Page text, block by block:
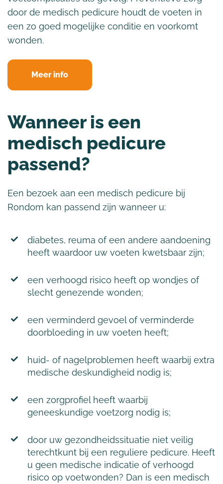
door de medisch pedicure houdt de voeten in
een zo goed mogelijke conditie en voorkomt
wonden.
Meer info
Wanneer is een
medisch pedicure
passend?
Een bezoek aan een medisch pedicure bij
Rondom kan passend zijn wanneer u:
diabetes, reuma of een andere aandoening
heeft waardoor uw voeten kwetsbaar zijn;
een verhoogd risico heeft op wondjes of
slecht genezende wonden;
een verminderd gevoel of verminderde
doorbloeding in uw voeten heeft;
huid- of nagelproblemen heeft waarbij extra
medische deskundigheid nodig is;
een zorgprofiel heeft waarbij
geneeskundige voetzorg nodig is;
door uw gezondheidssituatie niet veilig
terechtkunt bij een reguliere pedicure. Heeft
u geen medische indicatie of verhoogd
risico op voetwonden? Dan is een medisch